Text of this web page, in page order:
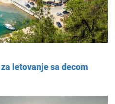
letovanje sa decom